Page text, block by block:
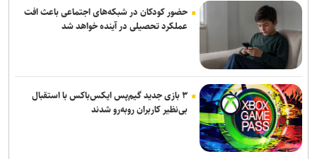
حضور کودکان در شبکه‌های اجتماعی باعث افت
عملکرد تحصیلی در آینده خواهد شد
۳ بازی جدید گیم‌پس ایکس‌باکس با استقبال
بی‌نظیر کاربران روبه‌رو شدند